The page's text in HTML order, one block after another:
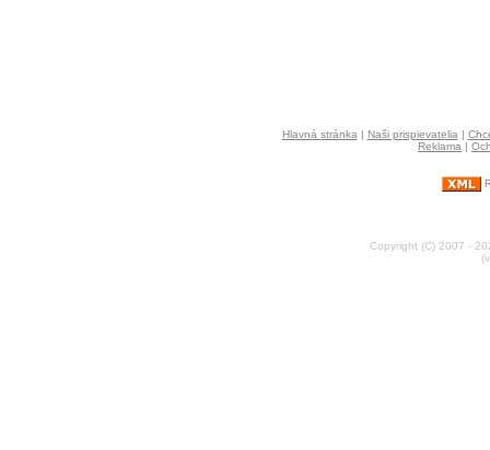
Hlavná stránka | Naši prispievatelia |
Reklama |
Copyright (C) 2007 -